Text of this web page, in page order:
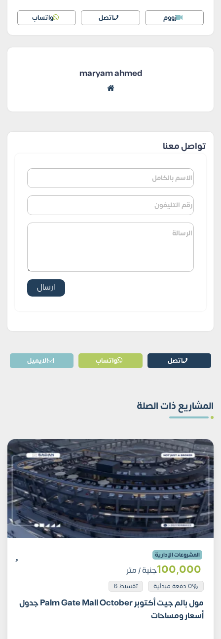
زووم اتصل واتساب
maryam ahmed
تواصل معنا
اتصل واتساب الايميل
المشاريع ذات الصلة
المشروعات الإدارية
100٬000جنية/ متر
0% دفعة مبدئية تقسيط 6
مول بالم جيت أكتوبر Palm Gate Mall October جدول
أسعار ومساحات